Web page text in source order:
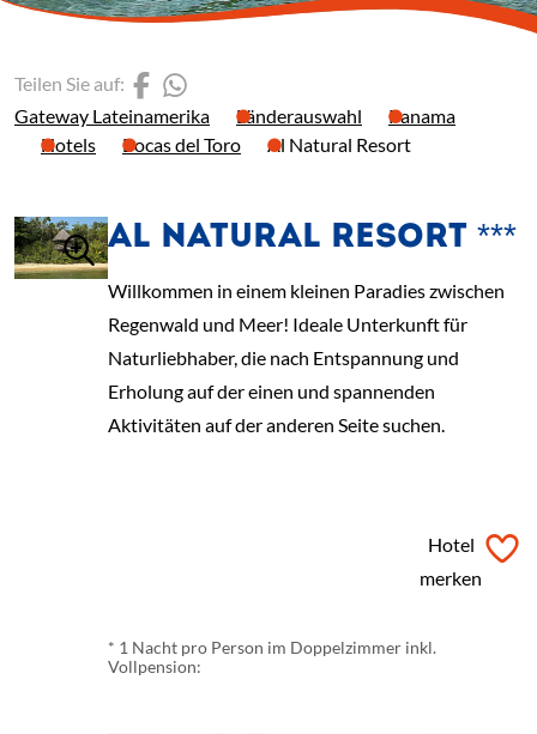
Gateway Lateinamerika Länderauswahl
Panama
Hotels
Bocas del Toro Al Natural Resort
Teilen Sie auf: (Link öffnet einen neuen
AL NATURAL RESORT ***
Willkommen in einem kleinen Paradies zwischen
Regenwald und Meer! Ideale Unterkunft für
Naturliebhaber, die nach Entspannung und
Erholung auf der einen und spannenden
Aktivitäten auf der anderen Seite suchen.
Hotel
merken
* 1 Nacht pro Person im Doppelzimmer inkl.
Vollpension: